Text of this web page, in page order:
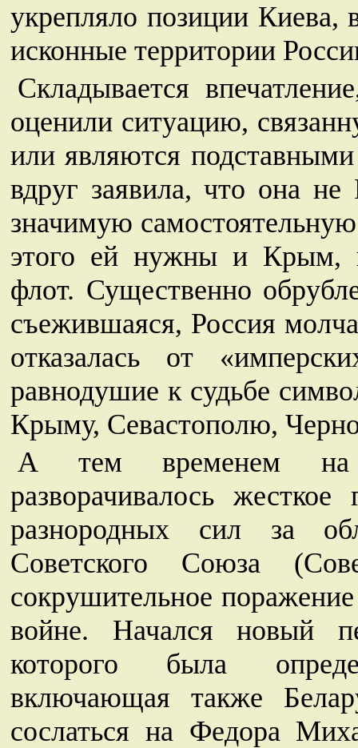
укрепляло позиции Киева,
исконные территории
Складывается
оценили ситуацию,
или являются
вдруг заявила, что она
значимую
этого ей нужны и Крым,
флот. Существенно
съежившаяся, Россия
отказалась от
равнодушие к судьбе
Крыму, Севастополю,
А тем временем на
разворачивалось жесткое
разнородных сил за
Советского Союза
сокрушительное
войне. Начался новый
которого была
включающая также
сослаться на Федора